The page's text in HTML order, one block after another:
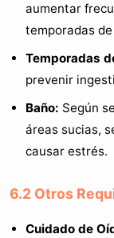
aumentar
temporadas
Temporadas
prevenir
Baño: Según
áreas sucias,
causar estrés.
6.2 Otros
Cuidado de